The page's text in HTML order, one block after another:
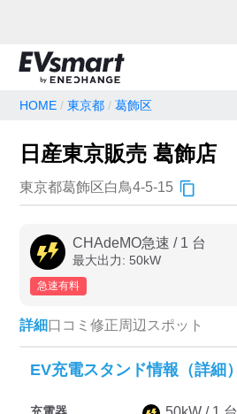
地名・観光スポット・住所で検索
充電器の種類
急速充電器のみ表示
高速道路上のみ表示
認証システム
HOME 東京都 葛飾区
日産東京販売 葛飾店
東京都葛飾区白鳥4-5-15
CHAdeMO急速 / 1 台
最大出力: 50kW
急速有料
詳細口コミ 修正周辺スポット
EV充電スタンド情報（詳細）